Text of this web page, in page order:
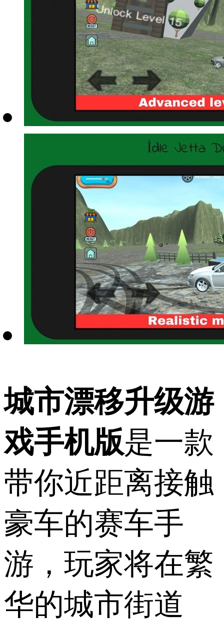
城市漂移升级游
戏手机版是一款
带你近距离接触
豪车的赛车手
游，玩家将在繁
华的城市街道